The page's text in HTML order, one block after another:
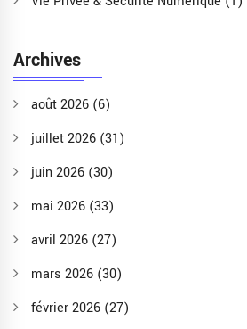
Archives
août 2026 (6)
juillet 2026 (31)
juin 2026 (30)
mai 2026 (33)
avril 2026 (27)
mars 2026 (30)
février 2026 (27)